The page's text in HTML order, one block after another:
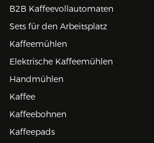
B2B Kaffeevollautomaten
Sets für den Arbeitsplatz
Kaffeemühlen
Elektrische Kaffeemühlen
Handmühlen
Kaffee
Kaffeebohnen
Kaffeepads